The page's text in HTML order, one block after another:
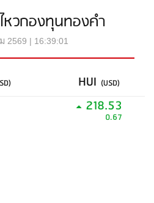
หวกองทุนทองคำ
2569 | 16:39:01
HUI (USD)
218.53
0.67